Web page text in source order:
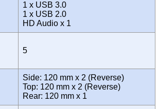
1 x USB 3.0
1 x USB 2.0
HD Audio x 1
5
Side: 120 mm x 2 (Reverse)
Top: 120 mm x 2 (Reverse)
Rear: 120 mm x 1